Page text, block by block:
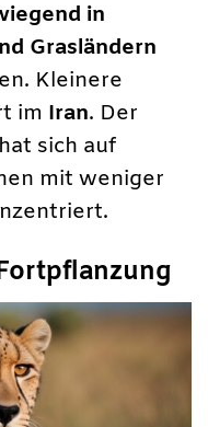
in
Grasländern
Kleinere
im Iran. Der
sich auf
mit weniger